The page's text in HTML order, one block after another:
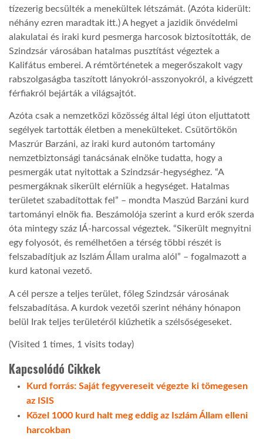
GLOBOZSARU
DOBRAVERO.HU
LATIMO.HU
GLOBOBOOK
tízezerig becsülték a menekültek létszámát. (Azóta kiderült:
néhány ezren maradtak itt.) A hegyet a jazidik önvédelmi
alakulatai és iraki kurd pesmerga harcosok biztosították, de
Szindzsár városában hatalmas pusztítást végeztek a
Kalifátus emberei. A rémtörténetek a megerőszakolt vagy
rabszolgaságba taszított lányokról-asszonyokról, a kivégzett
férfiakról bejárták a világsajtót.
Azóta csak a nemzetközi közösség által légi úton eljuttatott
segélyek tartották életben a menekülteket. Csütörtökön
Maszrúr Barzáni, az iraki kurd autonóm tartomány
nemzetbiztonsági tanácsának elnöke tudatta, hogy a
pesmergák utat nyitottak a Szindzsár-hegységhez. “A
pesmergáknak sikerült elérniük a hegységet. Hatalmas
területet szabadítottak fel” – mondta Maszúd Barzáni kurd
tartományi elnök fia. Beszámolója szerint a kurd erők szerda
óta mintegy száz IÁ-harcossal végeztek. “Sikerült megnyitni
egy folyosót, és remélhetően a térség többi részét is
felszabadítjuk az Iszlám Állam uralma alól” – fogalmazott a
kurd katonai vezető.
A cél persze a teljes terület, főleg Szindzsár városának
felszabadítása. A kurdok vezetői szerint néhány hónapon
belül Irak teljes területéről kiűzhetik a szélsőségeseket.
(Visited 1 times, 1 visits today)
Kapcsolódó Cikkek
Kurd forrás: Saját fegyvereseit végezte ki tömegesen
az ISIS
Közel 1000 kurd halt meg eddig az Iszlám Állam elleni
harcokban